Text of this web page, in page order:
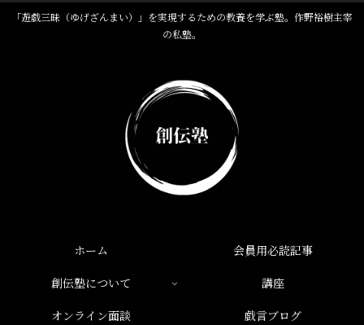
「遊戯三昧（ゆげざんまい）」を実現するための教養を学ぶ塾。作野裕樹主宰
の私塾。
ホーム
会員用必読記事
創伝塾について
講座
オンライン面談
戯言ブログ